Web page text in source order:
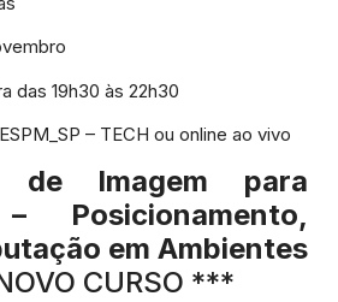
das 19h30 às 22h30
– TECH ou online ao vivo
de Imagem para
Posicionamento,
em Ambientes
CURSO ***